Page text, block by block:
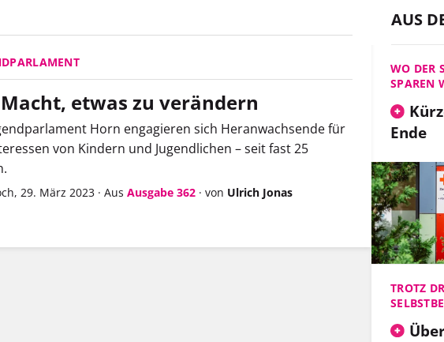
etwas zu verändern
Horn engagieren sich Heranwachsende für
von Kindern und Jugendlichen – seit fast 25
29. März 2023· Aus Ausgabe 362 · von Ulrich Jonas
AUS
WO DER
SPAREN
Ende
TROTZ